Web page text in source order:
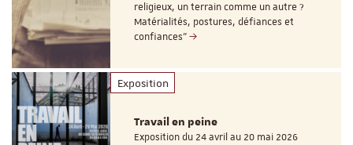
religieux, un terrain comme un autre ?
Matérialités, postures, défiances et
confiances"
Exposition
Travail en peine
Exposition du 24 avril au 20 mai 2026